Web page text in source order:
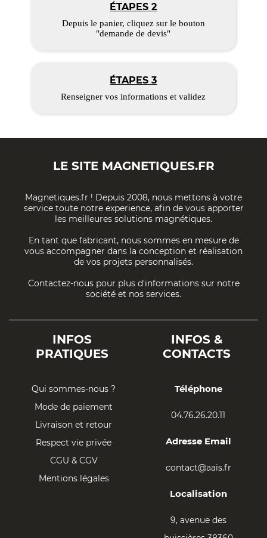
ÉTAPES 2
Depuis le panier, cliquez sur le bouton
"demande de devis"
ÉTAPES 3
Renseigner vos informations et validez
LE SITE MAGNETIQUES.FR
Magnetiques.fr ! Depuis 2008, nous mettons à votre
service toute notre experience, afin de vous apporter
les meilleures solutions magnétiques.
En tant que fabricant, nous sommes en mesure de
vous accompagner dans la conception et réalisation
de vos projets personnalisés.
Contactez-nous pour plus d'informations sur notre
société et nos services.
INFOS
PRATIQUES
Qui sommes-nous ?
Mode de paiement
Livraison et retour
Respect vie privée
CGU & CGV
Mentions légales
INFOS &
CONTACTS
Téléphone
04.76.26.20.11
Adresse Email
contact@aais.fr
Localisation
9, avenue des